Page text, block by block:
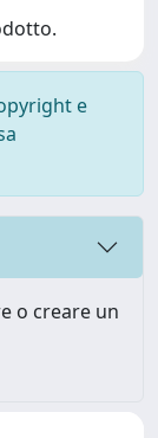
e
o creare un